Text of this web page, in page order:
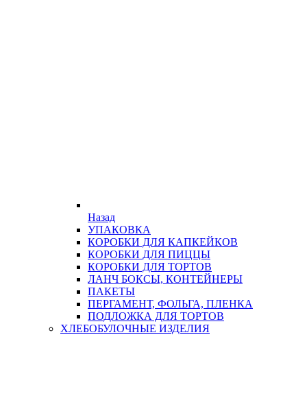
Назад
УПАКОВКА
КОРОБКИ ДЛЯ КАПКЕЙКОВ
КОРОБКИ ДЛЯ ПИЦЦЫ
КОРОБКИ ДЛЯ ТОРТОВ
ЛАНЧ БОКСЫ, КОНТЕЙНЕРЫ
ПАКЕТЫ
ПЕРГАМЕНТ, ФОЛЬГА, ПЛЕНКА
ПОДЛОЖКА ДЛЯ ТОРТОВ
ХЛЕБОБУЛОЧНЫЕ ИЗДЕЛИЯ